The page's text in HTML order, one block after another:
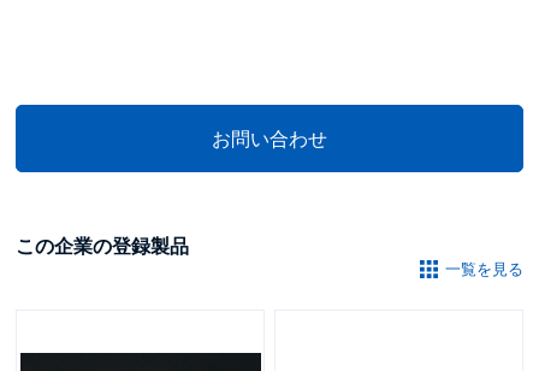
この企業の登録製品
一覧を見る